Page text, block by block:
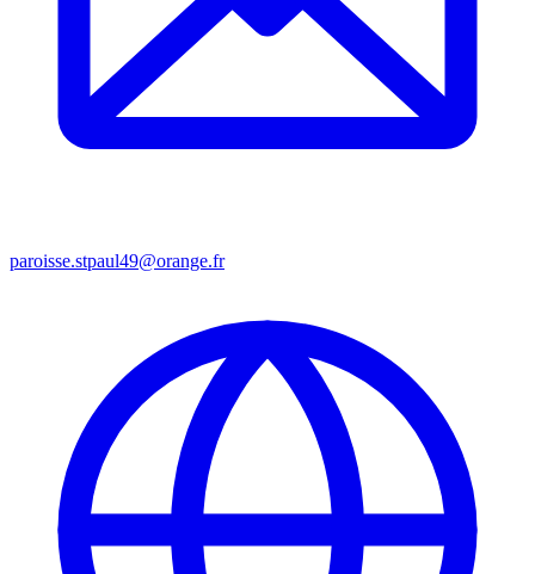
paroisse.stpaul49@orange.fr